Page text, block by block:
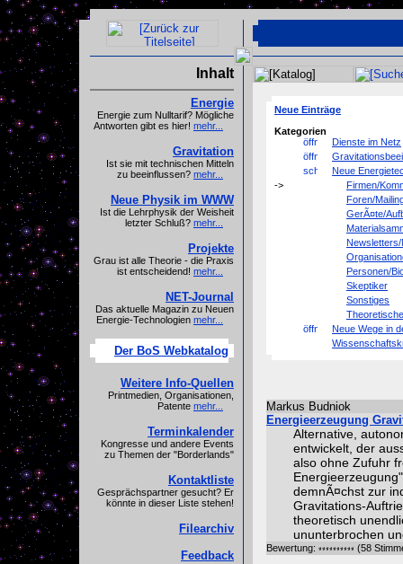
Inhalt
Energie
Energie zum Nulltarif? Mögliche
Antworten gibt es hier! mehr...
Gravitation
Ist sie mit technischen Mitteln
zu beeinflussen? mehr...
Neue Physik im WWW
Ist die Lehrphysik der Weisheit
letzter Schluß? mehr...
Projekte
Grau ist alle Theorie - die Praxis
ist entscheidend! mehr...
NET-Journal
Das aktuelle Magazin zu Neuen
Energie-Technologien mehr...
Der BoS Webkatalog
Weitere Info-Quellen
Printmedien, Organisationen,
Patente mehr...
Terminkalender
Kongresse und andere Events
zu Themen der "Borderlands"
Kontaktliste
Gesprächspartner gesucht? Er
könnte in dieser Liste stehen!
Filearchiv
Feedback
Neue Einträge
Kategorien
Dienste im Netz
Neue
Firmen/
Foren/
GerÃ¤te/
Newsletters/
Personen/
Skeptiker
Sonstiges
Neue Wege in
Markus Budniok
Energieerzeugung
Alternative,
entwickelt, der
also ohne Zufuhr
demnÃ¤chst zur
Gravitations-
theoretisch
ununterbrochen
Bewertung: (58